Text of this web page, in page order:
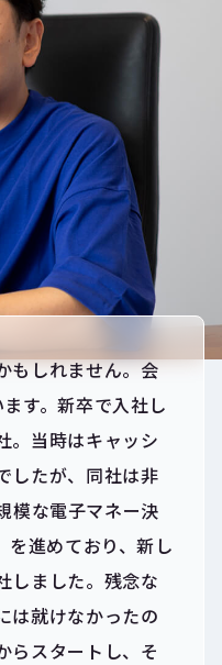
もしれません。会
す。新卒で入社し
。当時はキャッシ
したが、同社は非
模な電子マネー決
進めており、新し
しました。残念な
は就けなかったの
らスタートし、そ